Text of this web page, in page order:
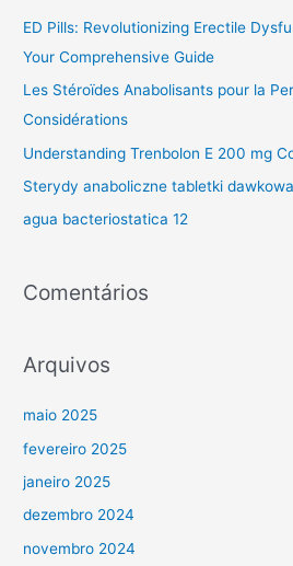
p
o
r
ED Pills: Revolutionizing Erectile
Your Comprehensive Guide
Les Stéroïdes Anabolisants pour la
Considérations
Understanding Trenbolon E 200 mg
Sterydy anaboliczne tabletki
agua bacteriostatica 12
Comentários
Arquivos
maio 2025
fevereiro 2025
janeiro 2025
dezembro 2024
novembro 2024